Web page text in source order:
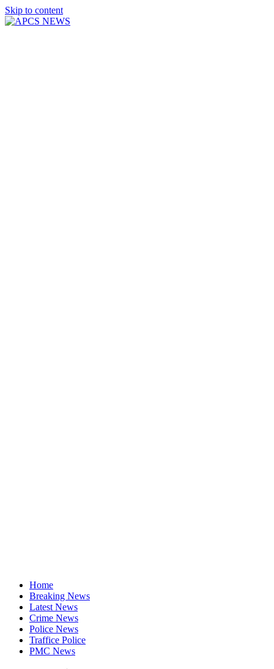
Skip to content
Home
Breaking News
Latest News
Crime News
Police News
Traffice Police
PMC News